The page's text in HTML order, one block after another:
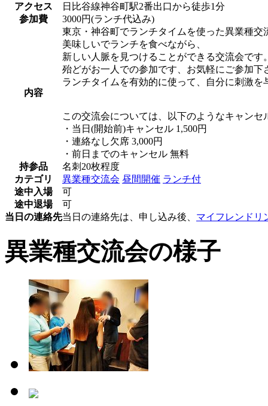
アクセス
日比谷線神谷町駅2番出口から徒歩1分
参加費
3000円(ランチ代込み)
内容
東京・神谷町でランチタイムを使った異業種交
美味しいでランチを食べながら、
新しい人脈を見つけることができる交流会です
殆どがお一人での参加です、お気軽にご参加下
ランチタイムを有効的に使って、自分に刺激を
この交流会については、以下のようなキャン
・当日(開始前)キャンセル 1,500円
・連絡なし欠席 3,000円
・前日までのキャンセル 無料
持参品
名刺20枚程度
カテゴリ
異業種交流会 昼間開催 ランチ付
途中入場
可
途中退場
可
当日の連絡先当日の連絡先は、申し込み後、 マイフレンドリ
異業種交流会の様子